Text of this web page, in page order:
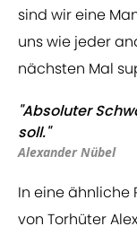
sind wir eine
uns wie jeder
nächsten Mal
"Absoluter
soll."
Alexander Nübel
In eine ähnliche
von Torhüter